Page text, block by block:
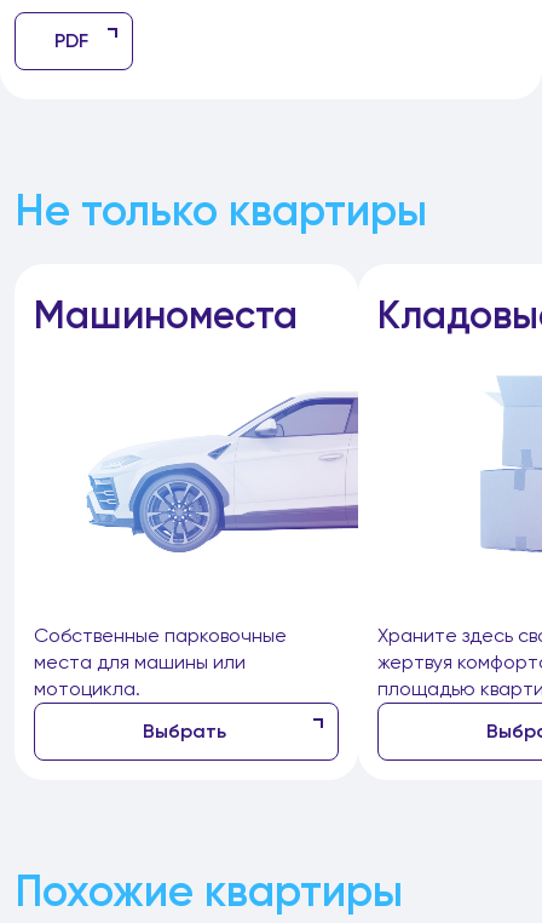
PDF
Не только квартиры
Машиноместа
Собственные парковочные
места для машины или
мотоцикла.
Выбрать
Храните здесь
жертвуя
площадью
Похожие квартиры